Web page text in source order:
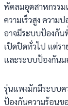
พัดลมอุตสาหกรร
ความเร็วสูง ความ
อาจมีระบบป้องกัน
เปิดปิดทั่วไป แต่ร
และระบบป้องกันม
รุ่นแพงมักมีระบบ
ป้องกันความร้อนข